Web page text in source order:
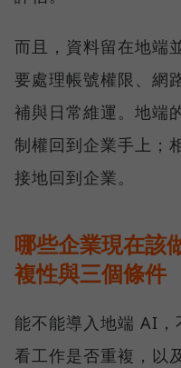
而且，資料留在地端
要處理帳號權限、網
補與日常維運。地端
制權回到企業手上；
接地回到企業。
哪些企業現在該
複性與三個條件
能不能導入地端 AI
看工作是否重複，以